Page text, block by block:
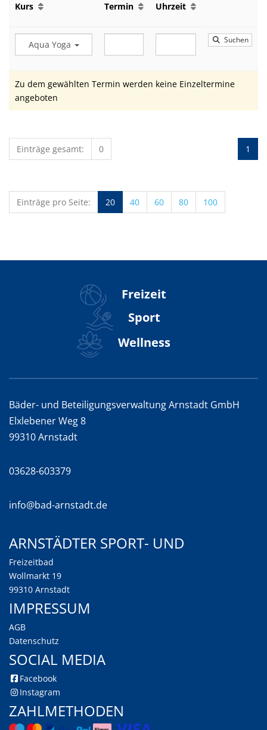
Kurs Termin Uhrzeit
Aqua Yoga Suchen
Zu dem gewählten Termin werden keine Einzeltermine
angeboten
1
Einträge gesamt: 0
Einträge pro Seite: 20 40 60 80 100
Freizeit
Sport
Wellness
Bäder- und Beteiligungsverwaltung Arnstadt GmbH
Elxlebener Weg 8
99310 Arnstadt
03628-603379
info@bad-arnstadt.de
Arnstädter Sport- und
Freizeitbad
Wollmarkt 19
99310 Arnstadt
Impressum
AGB
Datenschutz
Social Media
Facebook
Instagram
Zahlmethoden